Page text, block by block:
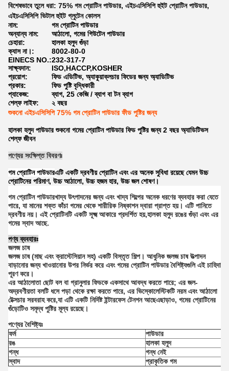
বিশেষভাবে তুলে ধরা: 75% গম প্রোটিন পাউডার, এইচএসিসিপি হুইট প্রোটিন পাউডার,
এইচএসিসিপি ভিটাল হুইট গ্লুটেন কোলস
নাম:
গম প্রোটিন পাউডার
অন্যান্য নাম:
আঠালো, গমের গিউটেন পাউডার
চেহারা:
হালকা হলুদ গুঁড়া
ক্যাস না।:
8002-80-0
EINECS NO.:232-317-7
সাক্ষ্যদান:
ISO,HACCP,KOSHER
প্রয়োগ:
ফিড এডিটিভ, অ্যাকুয়াক্লচার ফিডের জন্য অ্যাডিটিভ
প্রকার:
ফিড পুষ্টি বৃদ্ধিকারী
প্যাকেজ:
ব্যাগ, 25 কেজি / ব্যাগ বা টন ব্যাগ
শেল্ফ লাইফ:
২ বছর
শুকনো এইচএসিসিপি 75% গম প্রোটিন পাউডার ফীড পুষ্টির জন্য
হালকা হলুদ পাউডার শুকনো গমের প্রোটিন পাউডার ফিড পুষ্টির জন্য 2 বছর অ্যাডিটিভস
শেল্ফ জীবন
পণ্যের সংক্ষিপ্ত বিবরণঃ
গম প্রোটিন পাউডারএটি একটি দ্রবণীয় প্রোটিন এবং এর অনেক সুবিধা রয়েছে যেমন উচ্চ
প্রোটিনের পরিমাণ, উচ্চ আঠালো, উচ্চ হজম হার, উচ্চ জল শোষণ।
গম প্রোটিন পাউডারখাদ্য উৎপাদনের জন্য এবং খাদ্য শিল্পের অনেক ধরণের ব্যবহার করা যেতে
পারে, যা মানের শক্ত কাঁচা গমের থেকে শারীরিক নিষ্কাশন দ্বারা প্রাপ্ত হয়। এটি পানিতে
দ্রবণীয় নয়। এই প্রোটিনটি একটি সূক্ষ্ম আকারে প্রদর্শিত হয়,হালকা হলুদ রঙের গুঁড়া এবং এর
গমের স্বাদ আছে.
পণ্য ব্যবহারঃ
জলজ চাষ
জলজ চাষ (মাছ এবং ক্রাস্টেসিয়ান সহ) একটি বিস্তৃত শিল্প। আধুনিক জলজ চাষ উত্পাদন
বাড়ানোর জন্য খাওয়ানোর উপর নির্ভর করে এবং গমের প্রোটিন পাউডার বৈশিষ্ট্যগুলি এই চাহিদা
পূরণ করে।
এর আঠালোতা ছোট বল বা গ্রানুলার ফিডকে একসাথে আবদ্ধ করতে পারে; এর জল-
অদ্রবণীয়তা বলটি ধসে পড়া থেকে রক্ষা করতে পারে, এর ভিস্কোলেস্টিকটি নরম এবং আঠালো
টেক্সচার সরবরাহ করে,যা এটি একটি নির্দিষ্ট ইন্টারফেস টেনশন আছেএছাড়াও, গমের প্রোটিনের
গুঁড়োটিও সমৃদ্ধ পুষ্টির মূল্য রয়েছে।
পণ্যের বৈশিষ্ট্যঃ
ফর্ম
পাউডার
রঙ
হালকা হলুদ
গন্ধ
গন্ধ নেই
স্বাদ
প্রাকৃতিক গম